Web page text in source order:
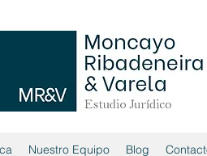
Nuestro Equipo Blog